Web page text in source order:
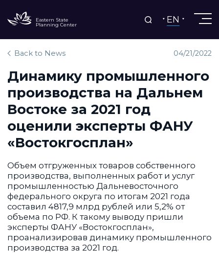
Eastern State
Planning Center EN
Back to News 04/21/2022
Динамику промышленного
производства на Дальнем
Востоке за 2021 год
оценили эксперты ФАНУ
«Востокгосплан»
Объем отгруженных товаров собственного
производства, выполненных работ и услуг
промышленностью Дальневосточного
федерального округа по итогам 2021 года
составил 4817,9 млрд рублей или 5,2% от
объема по РФ. К такому выводу пришли
эксперты ФАНУ «Востокгосплан»,
проанализировав динамику промышленного
производства за 2021 год.